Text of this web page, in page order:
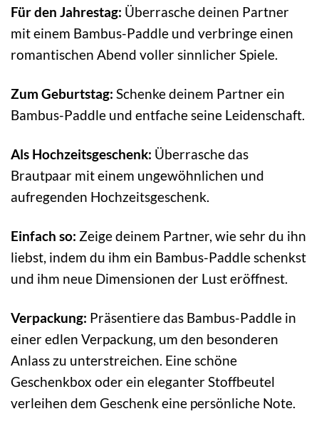
Für den Jahrestag: Überrasche deinen Partner
mit einem Bambus-Paddle und verbringe einen
romantischen Abend voller sinnlicher Spiele.
Zum Geburtstag: Schenke deinem Partner ein
Bambus-Paddle und entfache seine Leidenschaft.
Als Hochzeitsgeschenk: Überrasche das
Brautpaar mit einem ungewöhnlichen und
aufregenden Hochzeitsgeschenk.
Einfach so: Zeige deinem Partner, wie sehr du ihn
liebst, indem du ihm ein Bambus-Paddle schenkst
und ihm neue Dimensionen der Lust eröffnest.
Verpackung: Präsentiere das Bambus-Paddle in
einer edlen Verpackung, um den besonderen
Anlass zu unterstreichen. Eine schöne
Geschenkbox oder ein eleganter Stoffbeutel
verleihen dem Geschenk eine persönliche Note.